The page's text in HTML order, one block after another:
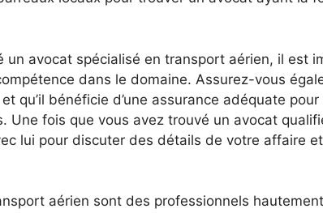
un avocat spécialisé en transport aérien, il est
dans le domaine. Assurez-vous
qu’il bénéficie d’une assurance adéquate
Une fois que vous avez trouvé un avocat
lui pour discuter des détails de votre affaire
aérien sont des professionnels